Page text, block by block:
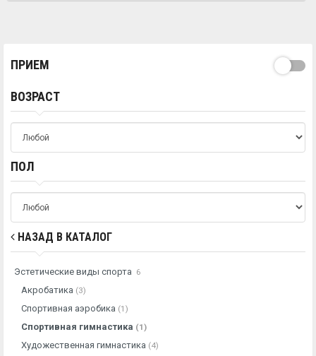
ПРИЕМ
ВОЗРАСТ
ПОЛ
НАЗАД В КАТАЛОГ
Эстетические виды спорта 6
Акробатика (3)
Спортивная аэробика (1)
Спортивная гимнастика (1)
Художественная гимнастика (4)